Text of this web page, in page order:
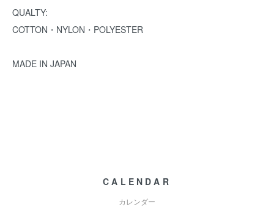
QUALTY:
COTTON・NYLON・POLYESTER
MADE IN JAPAN
CALENDAR
カレンダー